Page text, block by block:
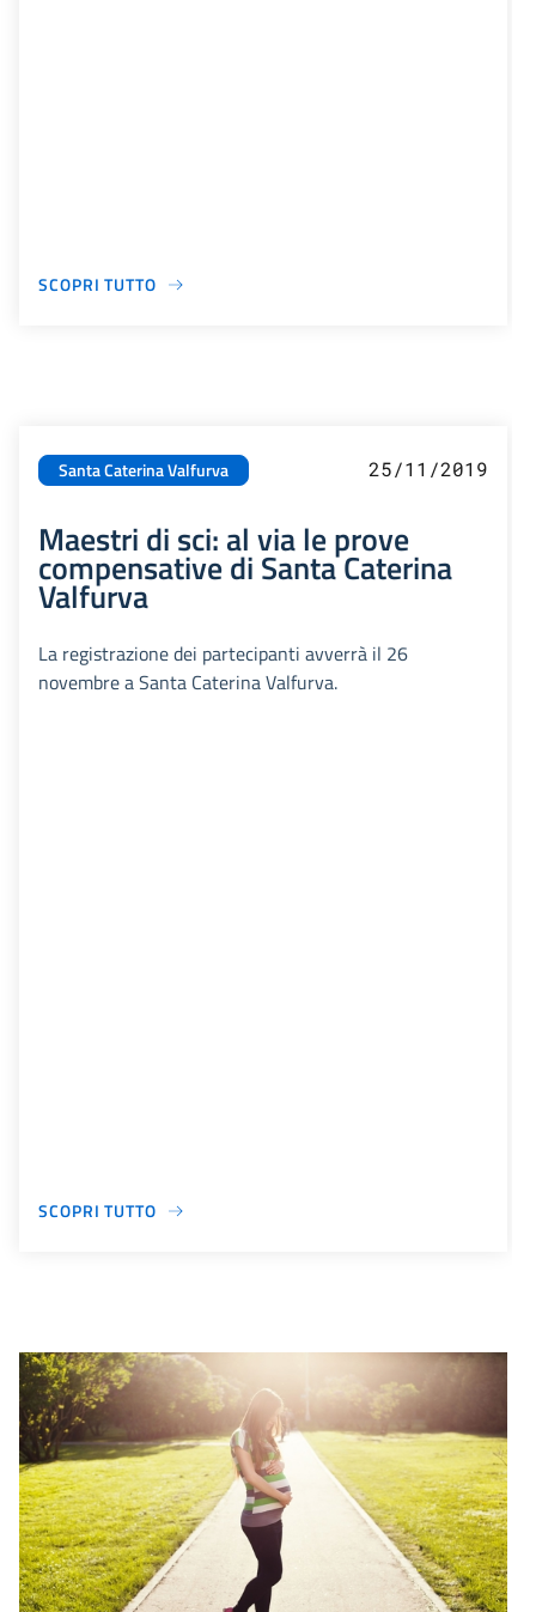
SCOPRI TUTTO
Santa Caterina Valfurva 25/11/2019
Maestri di sci: al via le prove
compensative di Santa Caterina
Valfurva
La registrazione dei partecipanti avverrà il 26
novembre a Santa Caterina Valfurva.
SCOPRI TUTTO